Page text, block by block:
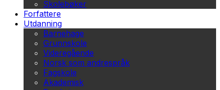
Skolebøker
Forfattere
Utdanning
Barnehage
Grunnskole
Videregående
Norsk som andrespråk
Fagskole
Akademisk